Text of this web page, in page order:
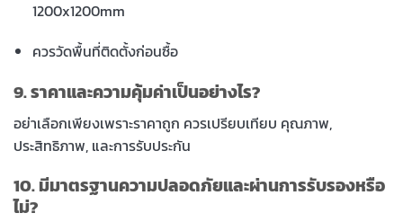
1200x1200mm
ควรวัดพื้นที่ติดตั้งก่อนซื้อ
9. ราคาและความคุ้มค่าเป็นอย่างไร?
อย่าเลือกเพียงเพราะราคาถูก ควรเปรียบเทียบ คุณภาพ,
ประสิทธิภาพ, และการรับประกัน
10. มีมาตรฐานความปลอดภัยและผ่านการรับรองหรือ
ไม่?